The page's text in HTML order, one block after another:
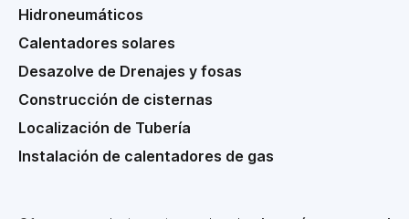
Hidroneumáticos
Calentadores solares
Desazolve de Drenajes y fosas
Construcción de cisternas
Localización de Tubería
Instalación de calentadores de gas